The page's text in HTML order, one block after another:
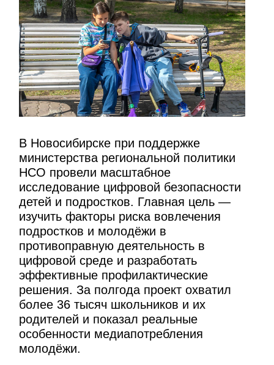
В Новосибирске при поддержке
министерства региональной политики
НСО провели масштабное
исследование цифровой безопасности
детей и подростков. Главная цель —
изучить факторы риска вовлечения
подростков и молодёжи в
противоправную деятельность в
цифровой среде и разработать
эффективные профилактические
решения. За полгода проект охватил
более 36 тысяч школьников и их
родителей и показал реальные
особенности медиапотребления
молодёжи.